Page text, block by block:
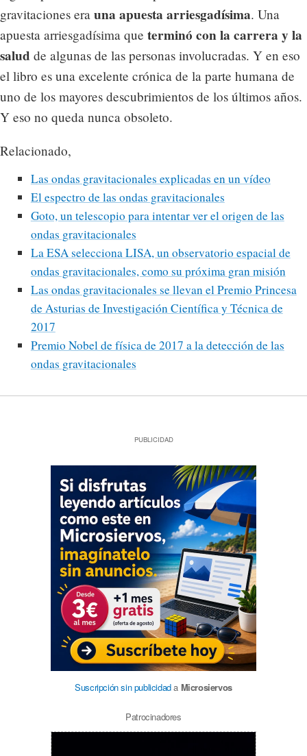
gravitaciones era una apuesta arriesgadísima. Una
apuesta arriesgadísima que terminó con la carrera y la
salud de algunas de las personas involucradas. Y en eso
el libro es una excelente crónica de la parte humana de
uno de los mayores descubrimientos de los últimos años.
Y eso no queda nunca obsoleto.
Relacionado,
Las ondas gravitacionales explicadas en un vídeo
El espectro de las ondas gravitacionales
Goto, un telescopio para intentar ver el origen de las
ondas gravitacionales
La ESA selecciona LISA, un observatorio espacial de
ondas gravitacionales, como su próxima gran misión
Las ondas gravitacionales se llevan el Premio Princesa
de Asturias de Investigación Científica y Técnica de
2017
Premio Nobel de física de 2017 a la detección de las
ondas gravitacionales
PUBLICIDAD
Suscripción sin publicidada Microsiervos
Patrocinadores